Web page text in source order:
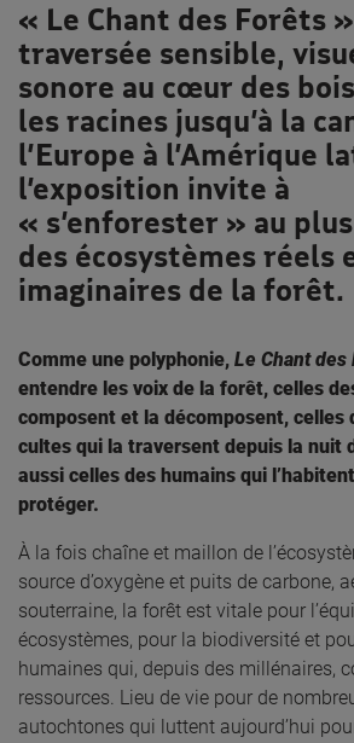
« Le Chant des Forêts
traversée sensible,
sonore au cœur des
les racines jusqu’à la
l’Europe à l’Amérique
l’exposition invite à
« s’enforester » au
des écosystèmes réels
imaginaires de la forêt.
Comme une polyphonie, Le Chant des
entendre les voix de la forêt, celles
composent et la décomposent, celles
cultes qui la traversent depuis la nuit
aussi celles des humains qui
protéger.
À la fois chaîne et maillon de
source d’oxygène et puits de carbone,
souterraine, la forêt est vitale pour
écosystèmes, pour la biodiversité et
humaines qui, depuis des millénaires,
ressources. Lieu de vie pour de
autochtones qui luttent aujourd’hui